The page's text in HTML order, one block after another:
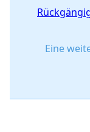
Eine